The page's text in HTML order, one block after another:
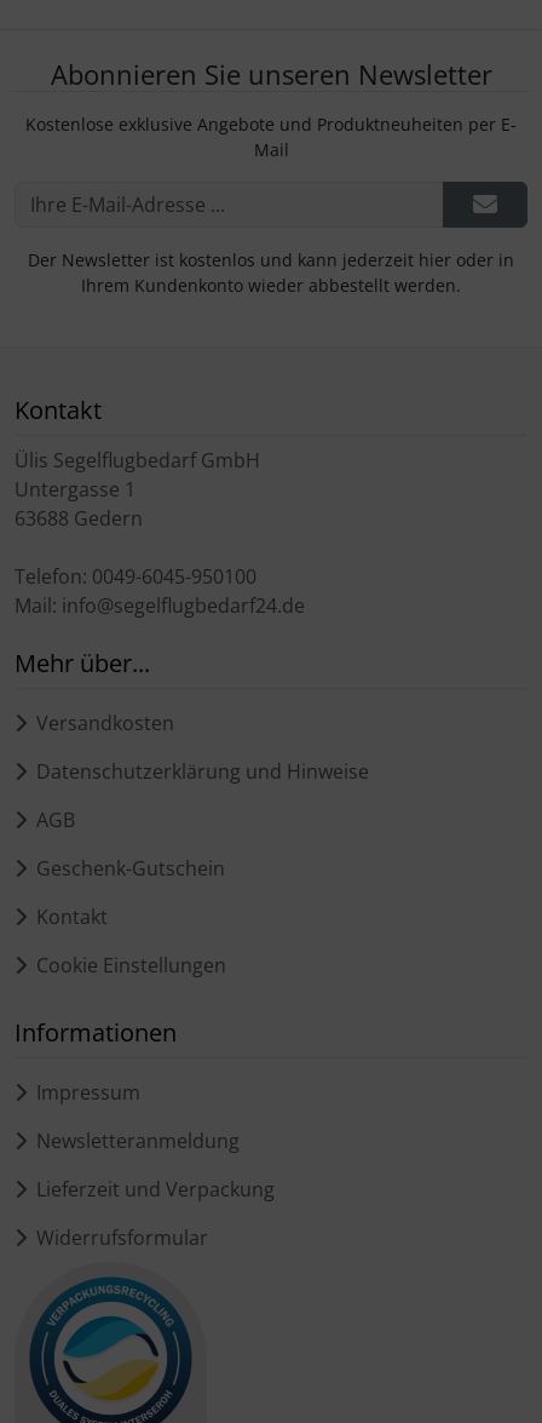
Abonnieren Sie unseren Newsletter
Kostenlose exklusive Angebote und Produktneuheiten per E-
Mail
Der Newsletter ist kostenlos und kann jederzeit hier oder in
Ihrem Kundenkonto wieder abbestellt werden.
Kontakt
Ülis Segelflugbedarf GmbH
Untergasse 1
63688 Gedern
Telefon: 0049-6045-950100
Mail: info@segelflugbedarf24.de
Mehr über...
Versandkosten
Datenschutzerklärung und Hinweise
AGB
Geschenk-Gutschein
Kontakt
Cookie Einstellungen
Informationen
Impressum
Newsletteranmeldung
Lieferzeit und Verpackung
Widerrufsformular